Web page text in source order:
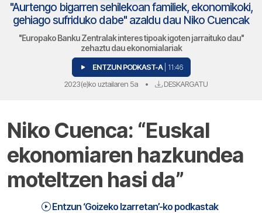
"Aurtengo bigarren sehilekoan familiek, ekonomikoki,
gehiago sufriduko dabe" azaldu dau Niko Cuencak
"Europako Banku Zentralak interes tipoak igoten jarraituko dau"
zehaztu dau ekonomialariak
ENTZUN PODKAST-A | 11:46
2023(e)ko uztailaren 5a • DESKARGATU
Niko Cuenca: “Euskal
ekonomiaren hazkundea
moteltzen hasi da”
Entzun ‘Goizeko Izarretan’-ko podkastak